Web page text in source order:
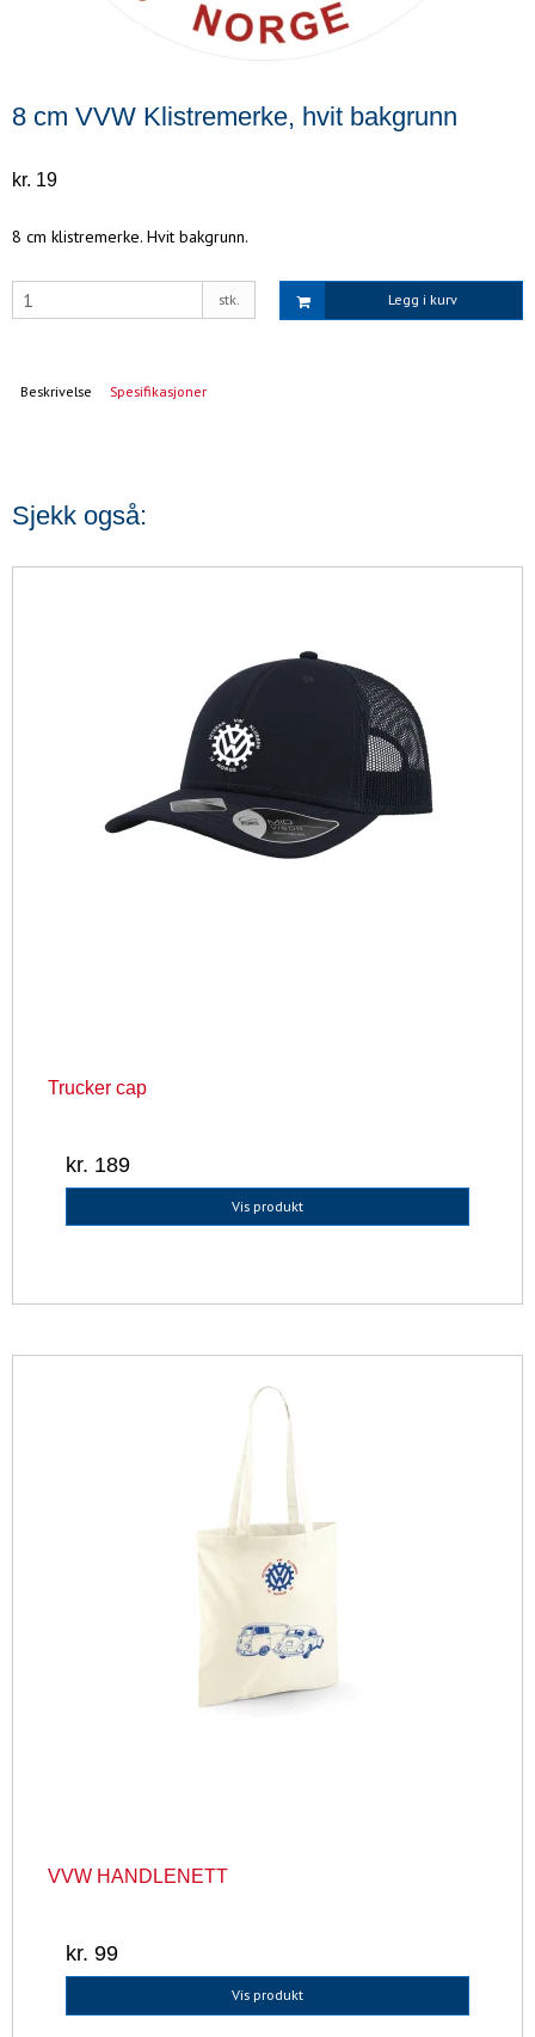
8 cm VVW Klistremerke, hvit bakgrunn
kr. 19
8 cm klistremerke. Hvit bakgrunn.
stk. Legg i kurv
Beskrivelse Spesifikasjoner
Sjekk også:
Trucker cap
kr. 189
Vis produkt
VVW HANDLENETT
kr. 99
Vis produkt